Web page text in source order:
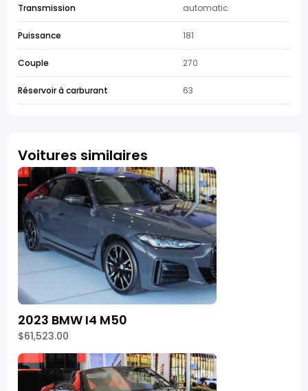
Transmission automatic
Puissance 181
Couple 270
Réservoir à carburant 63
Voitures similaires
2023 BMW I4 M50
$61,523.00